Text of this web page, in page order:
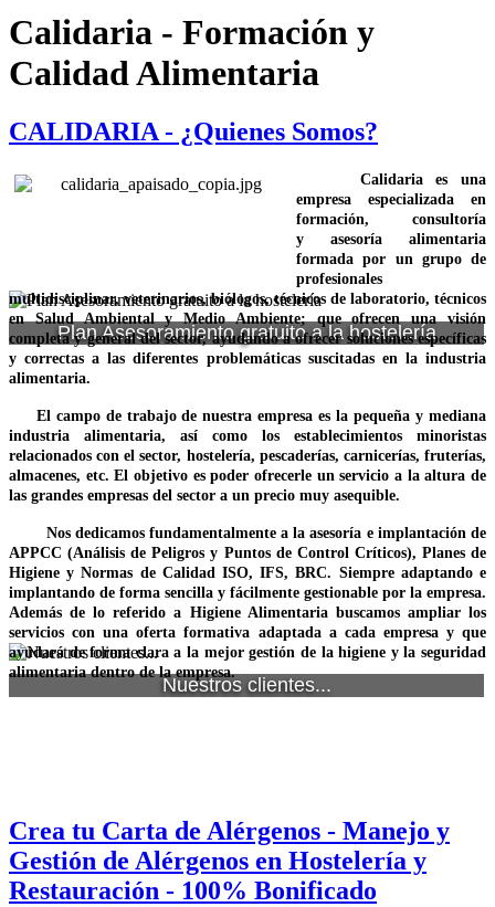
Plan Asesoramiento gratuito a la hostelería
Nuestros clientes...
Calidaria - Formación y
Calidad Alimentaria
CALIDARIA - ¿Quienes Somos?
Calidaria es una
empresa especializada en
formación, consultoría
y asesoría alimentaria
formada por un grupo de
profesionales
multidisciplinar, veterinarios, biólogos, técnicos de laboratorio, técnicos
en Salud Ambiental y Medio Ambiente; que ofrecen una visión
completa y general del sector, ayudando a ofrecer soluciones específicas
y correctas a las diferentes problemáticas suscitadas en la industria
alimentaria.
El campo de trabajo de nuestra empresa es la pequeña y mediana
industria alimentaria, así como los establecimientos minoristas
relacionados con el sector, hostelería, pescaderías, carnicerías, fruterías,
almacenes, etc. El objetivo es poder ofrecerle un servicio a la altura de
las grandes empresas del sector a un precio muy asequible.
Nos dedicamos fundamentalmente a la asesoría e implantación de
APPCC (Análisis de Peligros y Puntos de Control Críticos), Planes de
Higiene y Normas de Calidad ISO, IFS, BRC. Siempre adaptando e
implantando de forma sencilla y fácilmente gestionable por la empresa.
Además de lo referido a Higiene Alimentaria buscamos ampliar los
servicios con una oferta formativa adaptada a cada empresa y que
ayudará de forma clara a la mejor gestión de la higiene y la seguridad
alimentaria dentro de la empresa.
Crea tu Carta de Alérgenos - Manejo y
Gestión de Alérgenos en Hostelería y
Restauración - 100% Bonificado